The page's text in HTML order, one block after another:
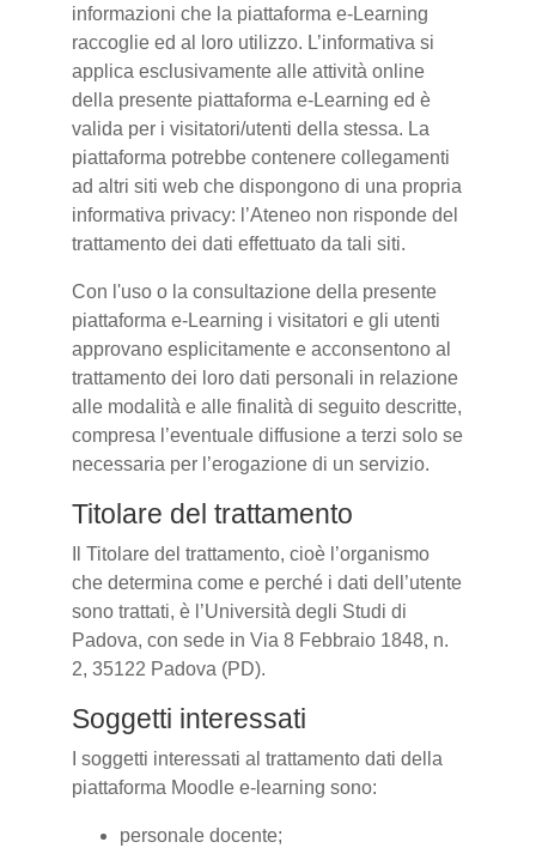
informazioni che la piattaforma e-Learning
raccoglie ed al loro utilizzo. L’informativa si
applica esclusivamente alle attività online
della presente piattaforma e-Learning ed è
valida per i visitatori/utenti della stessa. La
piattaforma potrebbe contenere collegamenti
ad altri siti web che dispongono di una propria
informativa privacy: l’Ateneo non risponde del
trattamento dei dati effettuato da tali siti.
Con l'uso o la consultazione della presente
piattaforma e-Learning i visitatori e gli utenti
approvano esplicitamente e acconsentono al
trattamento dei loro dati personali in relazione
alle modalità e alle finalità di seguito descritte,
compresa l’eventuale diffusione a terzi solo se
necessaria per l’erogazione di un servizio.
Titolare del trattamento
Il Titolare del trattamento, cioè l’organismo
che determina come e perché i dati dell’utente
sono trattati, è l’Università degli Studi di
Padova, con sede in Via 8 Febbraio 1848, n.
2, 35122 Padova (PD).
Soggetti interessati
I soggetti interessati al trattamento dati della
piattaforma Moodle e-learning sono:
personale docente;